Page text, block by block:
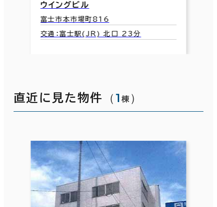
ウイングビル
富士市本市場町816
交通：富士駅(JR) 北口 23分
直近に見た物件 （1 棟 ）